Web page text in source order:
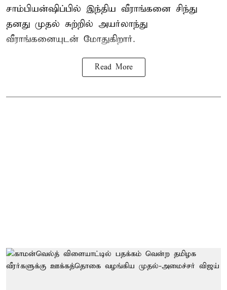
சாம்பியன்ஷிப்பில் இந்திய வீராங்கனை சிந்து
தனது முதல் சுற்றில் அயர்லாந்து
வீராங்கனையுடன் மோதுகிறார்.
Read More